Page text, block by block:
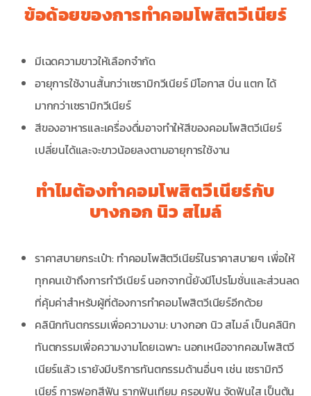
ข้อด้อยของการทำคอมโพสิตวีเนียร์
มีเฉดความขาวให้เลือกจำกัด
อายุการใช้งานสั้นกว่าเซรามิกวีเนียร์ มีโอกาส บิ่น แตก ได้
มากกว่าเซรามิกวีเนียร์
สีของอาหารและเครื่องดื่มอาจทำให้สีของคอมโพสิตวีเนียร์
เปลี่ยนได้และจะขาวน้อยลงตามอายุการใช้งาน
ทำไมต้องทำคอมโพสิตวีเนียร์กับ
บางกอก นิว สไมล์
ราคาสบายกระเป๋า: ทำคอมโพสิตวีเนียร์ในราคาสบายๆ เพื่อให้
ทุกคนเข้าถึงการทำวีเนียร์ นอกจากนี้ยังมีโปรโมชั่นและส่วนลด
ที่คุ้มค่าสำหรับผู้ที่ต้องการทำคอมโพสิตวีเนียร์อีกด้วย
คลินิกทันตกรรมเพื่อความงาม: บางกอก นิว สไมล์ เป็นคลินิก
ทันตกรรมเพื่อความงามโดยเฉพาะ นอกเหนือจากคอมโพสิตวี
เนียร์แล้ว เรายังมีบริการทันตกรรมด้านอื่นๆ เช่น เซรามิกวี
เนียร์ การฟอกสีฟัน รากฟันเทียม ครอบฟัน จัดฟันใส เป็นต้น